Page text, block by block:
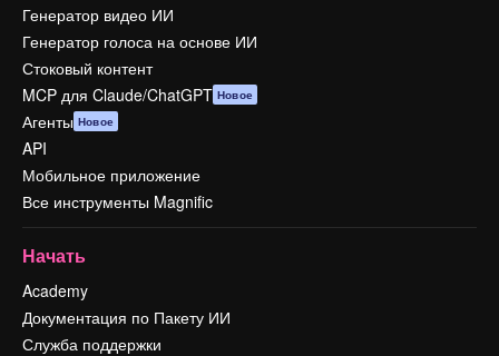
Генератор видео ИИ
Генератор голоса на основе ИИ
Стоковый контент
MCP для Claude/ChatGPT Новое
Агенты Новое
API
Мобильное приложение
Все инструменты Magnific
Начать
Academy
Документация по Пакету ИИ
Служба поддержки